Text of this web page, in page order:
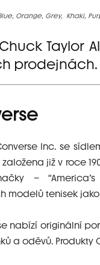
Orange, Grey, Khaki,
Taylor
prodejnách.
Inc. se
založena již v roce
–
modelů tenisek
nabízí originální
a oděvů. Produkty